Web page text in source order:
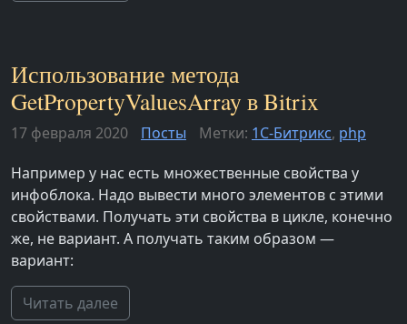
Использование метода
GetPropertyValuesArray в Bitrix
17 февраля 2020 Посты Метки: 1С-Битрикс, php
Например у нас есть множественные свойства у
инфоблока. Надо вывести много элементов с этими
свойствами. Получать эти свойства в цикле, конечно
же, не вариант. А получать таким образом —
вариант:
Читать далее